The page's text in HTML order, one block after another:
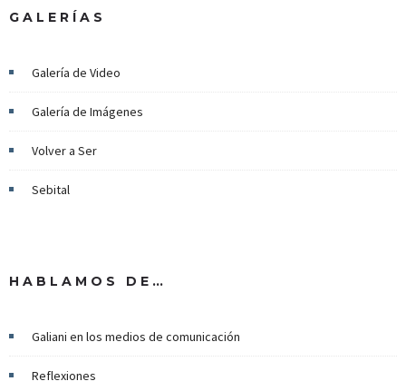
GALERÍAS
Galería de Video
Galería de Imágenes
Volver a Ser
Sebital
HABLAMOS DE…
Galiani en los medios de comunicación
Reflexiones